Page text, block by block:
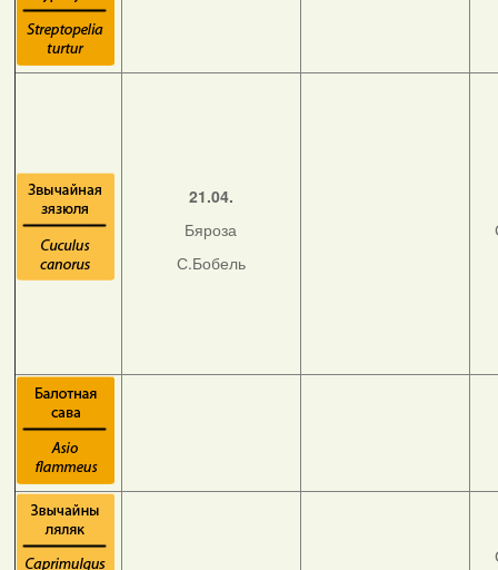
21.04.
Бяроза
С.Бобель